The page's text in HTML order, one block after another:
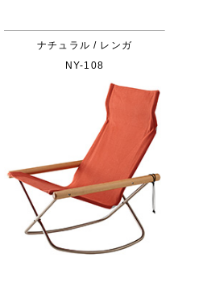
ナチュラル / レンガ
NY-108